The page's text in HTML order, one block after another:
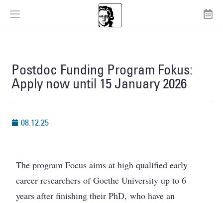
Postdoc Funding Program Fokus:
Apply now until 15 January 2026
08.12.25
The program Focus aims at high qualified early
career researchers of Goethe University up to 6
years after finishing their PhD, who have an